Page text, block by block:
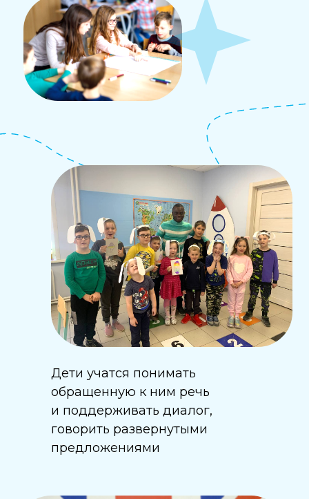
Дети учатся понимать
обращенную к ним речь
и поддерживать диалог,
говорить развернутыми
предложениями